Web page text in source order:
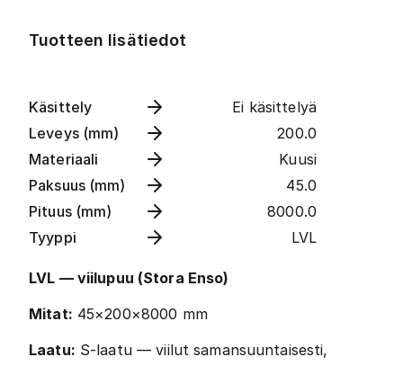
Tuotteen lisätiedot
Käsittely
Ei käsittelyä
Leveys (mm)
200.0
Materiaali
Kuusi
Paksuus (mm)
45.0
Pituus (mm)
8000.0
Tyyppi
LVL
LVL — viilupuu (Stora Enso)
Mitat: 45×200×8000 mm
Laatu: S-laatu — viilut samansuuntaisesti,